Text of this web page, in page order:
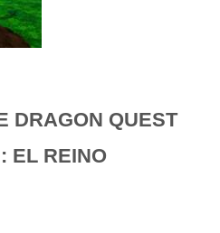
DRAGON QUEST
EL REINO